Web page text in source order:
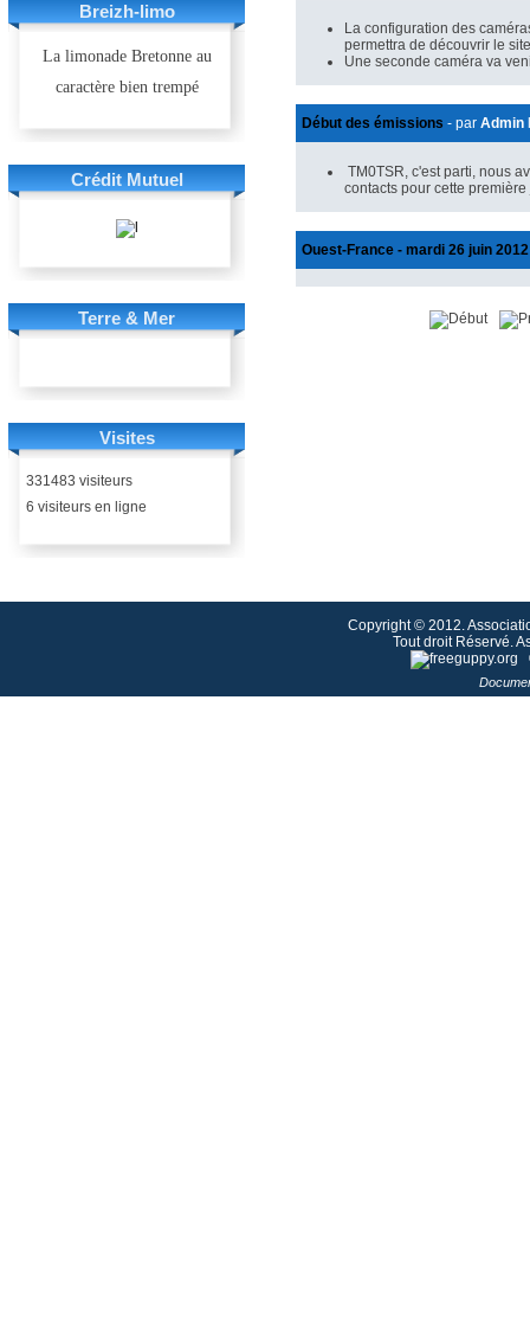
Breizh-limo
La limonade Bretonne au
caractère bien trempé
Crédit Mutuel
Terre & Mer
Visites
331483 visiteurs
6 visiteurs en ligne
La configuration des
permettra de découvrir le
Une seconde caméra va
Début des émissions - par Admin
TM0TSR, c'est parti, nous
contacts pour cette
Ouest-France - mardi 26 juin 2012
Copyright © 2012.
Tout droit Réservé.